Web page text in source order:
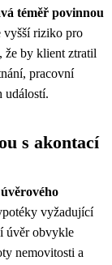
téměř povinnou
vyšší riziko pro
že by klient ztratil
pracovní
událostí.
s akontací
vyžadující
úvěr obvykle
nemovitosti a